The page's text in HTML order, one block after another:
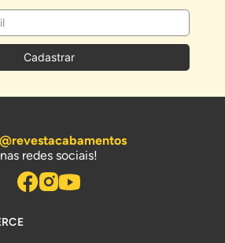
Cadastrar
@revestacabamentos
nas redes sociais!